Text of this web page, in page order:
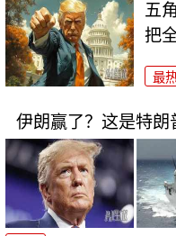
五
把
最
伊朗赢了？这是特朗